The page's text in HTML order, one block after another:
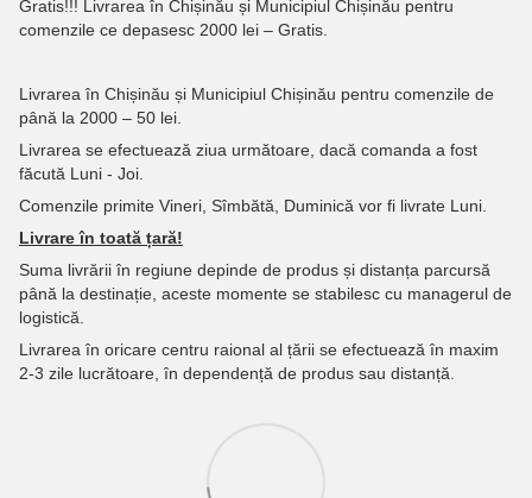
Gratis!!! Livrarea în Chișinău și Municipiul Chișinău pentru
comenzile ce depasesc 2000 lei – Gratis.
Livrarea în Chișinău și Municipiul Chișinău pentru comenzile de
până la 2000 – 50 lei.
Livrarea se efectuează ziua următoare, dacă comanda a fost
făcută Luni - Joi.
Comenzile primite Vineri, Sîmbătă, Duminică vor fi livrate Luni.
Livrare în toată țară!
Suma livrării în regiune depinde de produs și distanța parcursă
până la destinație, aceste momente se stabilesc cu managerul de
logistică.
Livrarea în oricare centru raional al țării se efectuează în maxim
2-3 zile lucrătoare, în dependență de produs sau distanță.